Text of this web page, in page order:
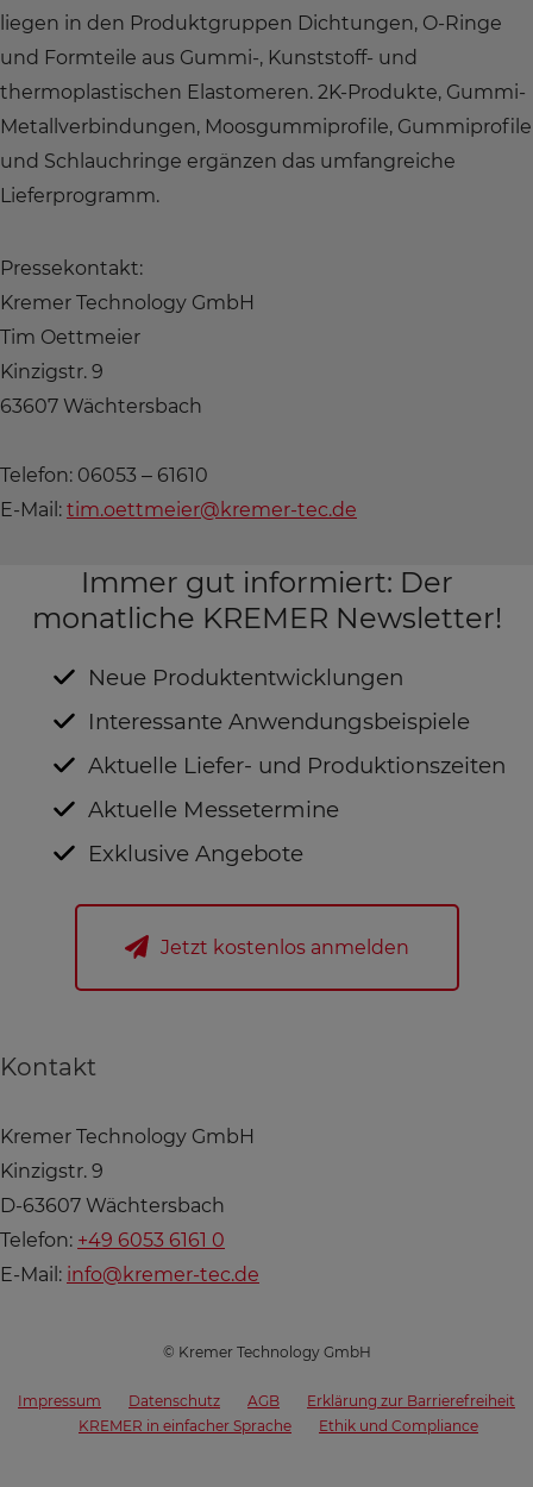
liegen in den Produktgruppen Dichtungen, O-Ringe
und Formteile aus Gummi-, Kunststoff- und
thermoplastischen Elastomeren. 2K-Produkte, Gummi-
Metallverbindungen, Moosgummiprofile, Gummiprofile
und Schlauchringe ergänzen das umfangreiche
Lieferprogramm.
Pressekontakt:
Kremer Technology GmbH
Tim Oettmeier
Kinzigstr. 9
63607 Wächtersbach
Telefon: 06053 – 61610
E-Mail: tim.oettmeier@kremer-tec.de
Immer gut informiert: Der
monatliche KREMER Newsletter!
Neue Produktentwicklungen
Interessante Anwendungsbeispiele
Aktuelle Liefer- und Produktionszeiten
Aktuelle Messetermine
Exklusive Angebote
Jetzt kostenlos anmelden
Kontakt
Kremer Technology GmbH
Kinzigstr. 9
D-63607 Wächtersbach
Telefon: +49 6053 6161 0
E-Mail: info@kremer-tec.de
© Kremer Technology GmbH
Impressum Datenschutz AGB
Erklärung zur Barrierefreiheit
KREMER in einfacher Sprache
Ethik und Compliance